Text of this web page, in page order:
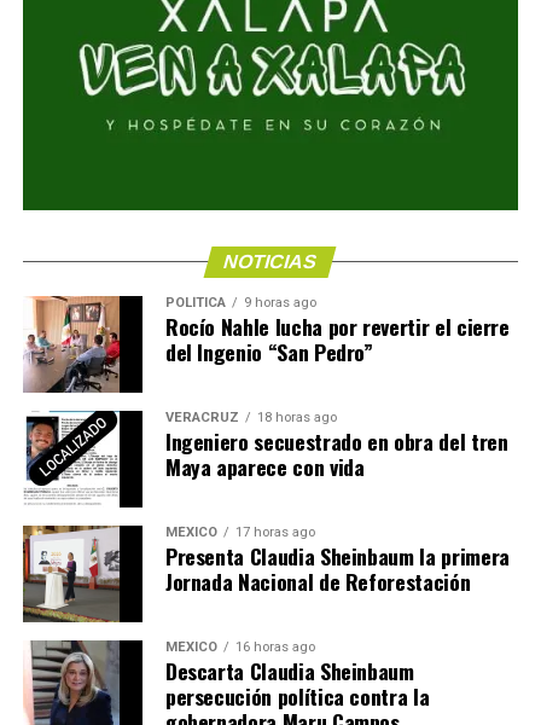
NOTICIAS
POLÍTICA 9 horas ago
Rocío Nahle lucha por revertir el cierre
del Ingenio “San Pedro”
VERACRUZ 18 horas ago
Ingeniero secuestrado en obra del tren
Maya aparece con vida
MÉXICO 17 horas ago
Presenta Claudia Sheinbaum la primera
Jornada Nacional de Reforestación
MÉXICO 16 horas ago
Descarta Claudia Sheinbaum
persecución política contra la